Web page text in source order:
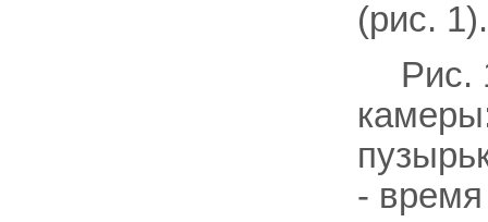
(рис. 1).
Рис.
-